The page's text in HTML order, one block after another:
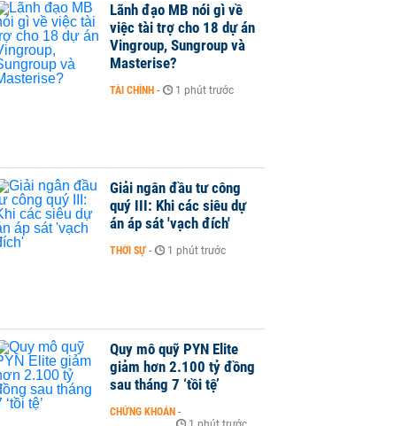
Lãnh đạo MB nói gì về
việc tài trợ cho 18 dự án
Vingroup, Sungroup và
Masterise?
TÀI CHÍNH - 1 phút trước
Giải ngân đầu tư công
quý III: Khi các siêu dự
án áp sát 'vạch đích'
THỜI SỰ - 1 phút trước
Quy mô quỹ PYN Elite
giảm hơn 2.100 tỷ đồng
sau tháng 7 ‘tồi tệ’
CHỨNG KHOÁN -